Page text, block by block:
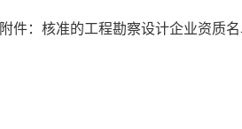
附件：核准的工程勘察设计企业资质